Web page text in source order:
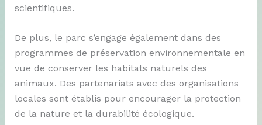
scientifiques.
De plus, le parc s’engage également dans des
programmes de préservation environnementale en
vue de conserver les habitats naturels des
animaux. Des partenariats avec des organisations
locales sont établis pour encourager la protection
de la nature et la durabilité écologique.